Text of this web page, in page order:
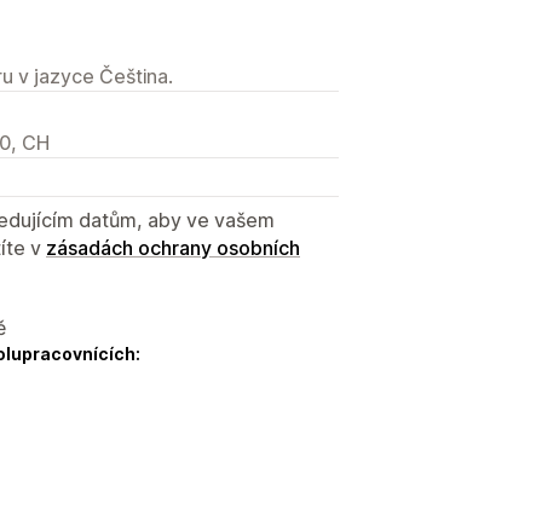
v jazyce Čeština.
CH
datům, aby ve vašem
v zásadách ochrany osobních